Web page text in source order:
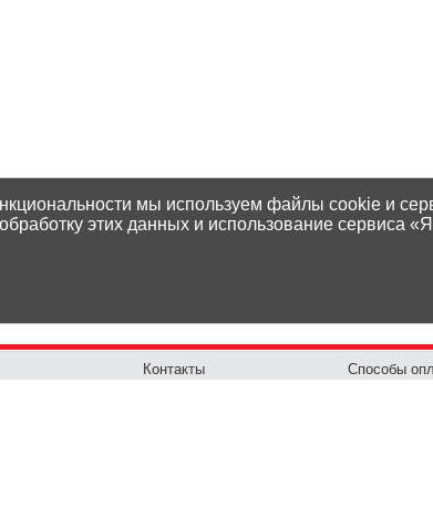
мы используем файлы cookie и
этих данных и использование сервиса
Способы
Контакты